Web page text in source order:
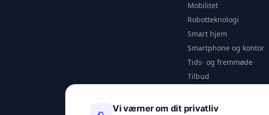
Mobilitet
Robotteknologi
Smart hjem
Smartphone og kontor
Tids- og fremmøde
Tilbud
Videoanalyse
Vi værner om dit privatliv